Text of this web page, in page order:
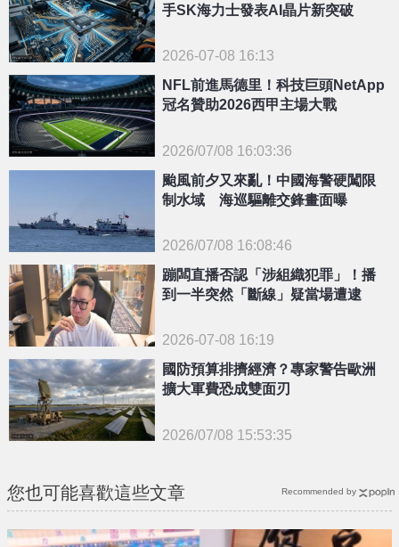
手SK海力士發表AI晶片新突破
2026-07-08 16:13
NFL前進馬德里！科技巨頭NetApp
冠名贊助2026西甲主場大戰
2026/07/08 16:03:36
{PLAYICON}
颱風前夕又來亂！中國海警硬闖限
制水域 海巡驅離交鋒畫面曝
2026/07/08 16:08:46
蹦闆直播否認「涉組織犯罪」！播
到一半突然「斷線」疑當場遭逮
2026-07-08 16:19
國防預算排擠經濟？專家警告歐洲
擴大軍費恐成雙面刃
2026/07/08 15:53:35
您也可能喜歡這些文章 Recommended by